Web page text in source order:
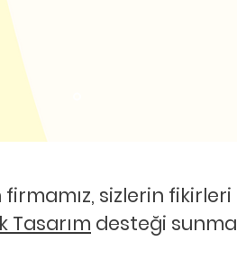
sizlerin
Tasarım desteği